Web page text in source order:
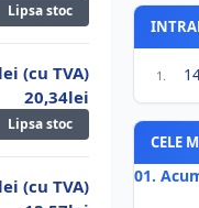
Lipsa stoc
(cu TVA)
20,34lei
Lipsa stoc
(cu TVA)
1.
CELE
01.